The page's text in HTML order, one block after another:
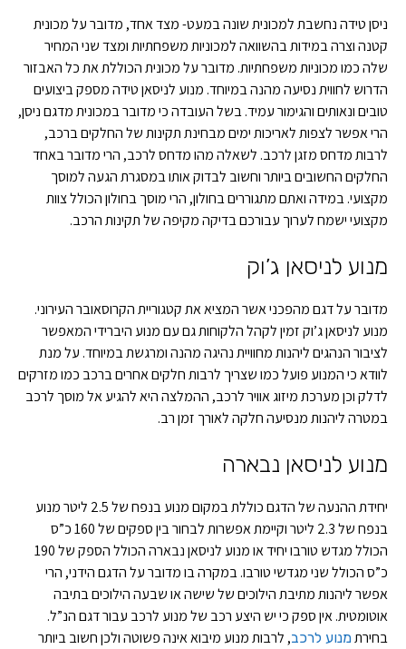
ניסן טידה נחשבת למכונית שונה במעט- מצד אחד, מדובר על מכונית
קטנה וצרה במידות בהשוואה למכוניות משפחתיות ומצד שני המחיר
שלה כמו מכוניות משפחתיות. מדובר על מכונית הכוללת את כל האבזור
הדרוש לחווית נסיעה מהנה במיוחד. מנוע לניסאן טידה מספק ביצועים
טובים ונאותים והגימור עמיד. בשל העובדה כי מדובר במכונית מדגם ניסן,
הרי אפשר לצפות לאריכות ימים מבחינת תקינות של החלקים ברכב,
לרבות מדחס מזגן לרכב. לשאלה מהו מדחס לרכב, הרי מדובר באחד
החלקים החשובים ביותר וחשוב לבדוק אותו במסגרת הגעה למוסך
מקצועי. במידה ואתם מתגוררים בחולון, הרי מוסך בחולון הכולל צוות
מקצועי ישמח לערוך עבורכם בדיקה מקיפה של תקינות הרכב.
מנוע לניסאן ג’וק
מדובר על דגם מהפכני אשר המציא את קטגוריית הקרוסאובר העירוני.
מנוע לניסאן ג’וק זמין לקהל הלקוחות גם עם מנוע היברידי המאפשר
לציבור הנהגים ליהנות מחוויית נהיגה מהנה ומרגשת במיוחד. על מנת
לוודא כי המנוע פועל כמו שצריך לרבות חלקים אחרים ברכב כמו מזרקים
לדלק וכן מערכת מיזוג אוויר לרכב, ההמלצה היא להגיע אל מוסך לרכב
במטרה ליהנות מנסיעה חלקה לאורך זמן רב.
מנוע לניסאן נבארה
יחידת ההנעה של הדגם כוללת במקום מנוע בנפח של 2.5 ליטר מנוע
בנפח של 2.3 ליטר וקיימת אפשרות לבחור בין ספקים של 160 כ”ס
הכולל מגדש טורבו יחיד או מנוע לניסאן נבארה הכולל הספק של 190
כ”ס הכולל שני מגדשי טורבו. במקרה בו מדובר על הדגם הידני, הרי
אפשר ליהנות מתיבת הילוכים של שישה או שבעה הילוכים בתיבה
אוטומטית. אין ספק כי יש היצע רכב של מנוע לרכב עבור דגם הנ”ל.
בחירתמנוע לרכב, לרבות מנוע מיבוא אינה פשוטה ולכן חשוב ביותר